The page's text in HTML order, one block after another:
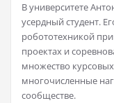
В университете
усердный студент.
робототехникой
проектах и
множество
многочисленные
сообществе.